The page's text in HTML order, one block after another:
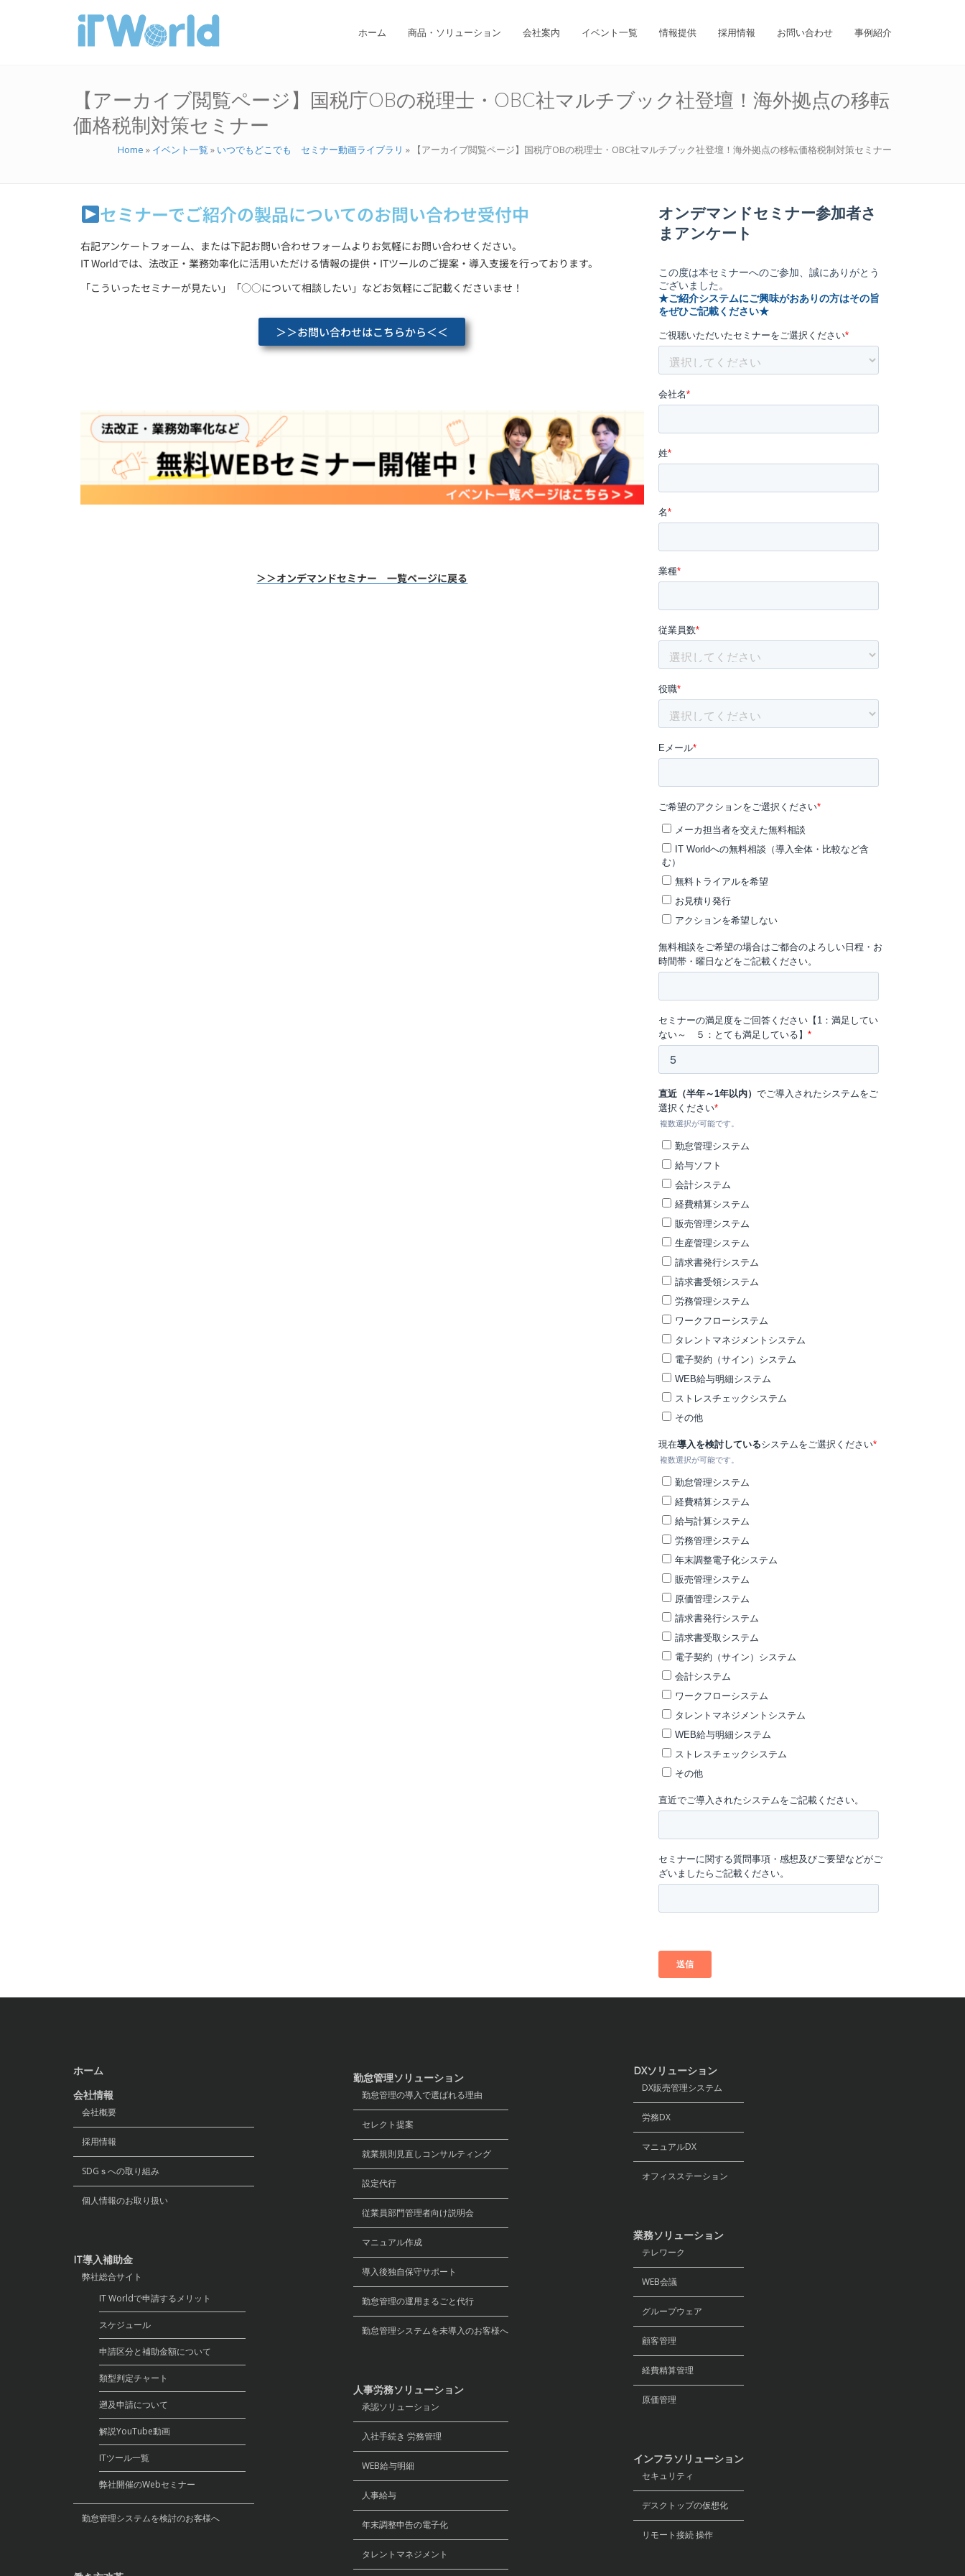
ホーム 商品・ソリューション 会社案内 イベント一覧 情報提供 採用情報 お問い合わせ 事例紹介
【アーカイブ閲覧ページ】国税庁OBの税理士・OBC社マルチブック社登壇！海外拠点の移転
価格税制対策セミナー
Home » イベント一覧 » いつでもどこでも セミナー動画ライブラリ » 【アーカイブ閲覧ページ】国税庁OBの税理士・OBC社マルチブック社登壇！海外拠点の移転価格税制対策セミナー
セミナーでご紹介の製品についてのお問い合わせ受付中
右記アンケートフォーム、または下記お問い合わせフォームよりお気軽にお問い合わせください。
IT Worldでは、法改正・業務効率化に活用いただける情報の提供・ITツールのご提案・導入支援を行っております。
「こういったセミナーが見たい」「○○について相談したい」などお気軽にご記載くださいませ！
＞＞お問い合わせはこちらから＜＜
＞＞オンデマンドセミナー 一覧ページに戻る
ホーム
会社情報
会社概要
採用情報
SDGｓへの取り組み
個人情報のお取り扱い
IT導入補助金
弊社総合サイト
IT Worldで申請するメリット
スケジュール
申請区分と補助金額について
類型判定チャート
遡及申請について
解説YouTube動画
ITツール一覧
弊社開催のWebセミナー
勤怠管理システムを検討のお客様へ
勤怠管理ソリューション
勤怠管理の導入で選ばれる理由
セレクト提案
就業規則見直しコンサルティング
設定代行
従業員部門管理者向け説明会
マニュアル作成
導入後独自保守サポート
勤怠管理の運用まるごと代行
勤怠管理システムを未導入のお客様へ
人事労務ソリューション
承認ソリューション
入社手続き 労務管理
WEB給与明細
人事給与
年末調整申告の電子化
タレントマネジメント
DXソリューション
DX販売管理システム
労務DX
マニュアルDX
オフィスステーション
業務ソリューション
テレワーク
WEB会議
グループウェア
顧客管理
経費精算管理
原価管理
インフラソリューション
セキュリティ
デスクトップの仮想化
リモート接続 操作